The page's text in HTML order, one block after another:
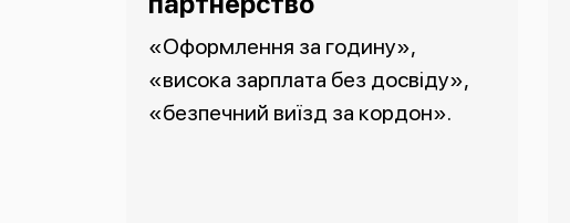
«Оформлення за годину»,
«висока зарплата без досвіду»,
«безпечний виїзд за кордон».